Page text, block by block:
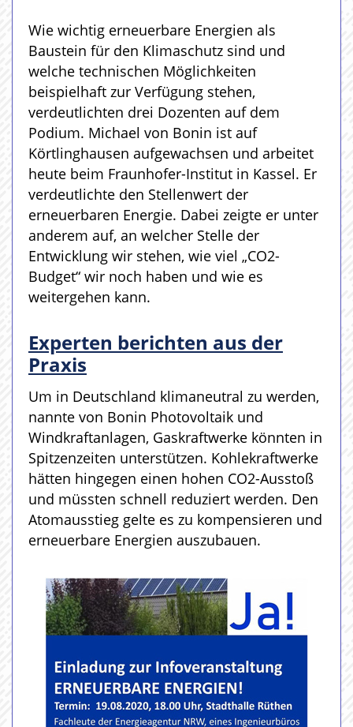
Wie wichtig erneuerbare Energien als
Baustein für den Klimaschutz sind und
welche technischen Möglichkeiten
beispielhaft zur Verfügung stehen,
verdeutlichten drei Dozenten auf dem
Podium. Michael von Bonin ist auf
Körtlinghausen aufgewachsen und arbeitet
heute beim Fraunhofer-Institut in Kassel. Er
verdeutlichte den Stellenwert der
erneuerbaren Energie. Dabei zeigte er unter
anderem auf, an welcher Stelle der
Entwicklung wir stehen, wie viel „CO2-
Budget“ wir noch haben und wie es
weitergehen kann.
Experten berichten aus der
Praxis
Um in Deutschland klimaneutral zu werden,
nannte von Bonin Photovoltaik und
Windkraftanlagen, Gaskraftwerke könnten in
Spitzenzeiten unterstützen. Kohlekraftwerke
hätten hingegen einen hohen CO2-Ausstoß
und müssten schnell reduziert werden. Den
Atomausstieg gelte es zu kompensieren und
erneuerbare Energien auszubauen.